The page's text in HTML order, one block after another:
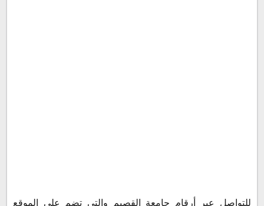
للتواصل عبر أرقام جامعة القصيم والتي تضم على الموقع